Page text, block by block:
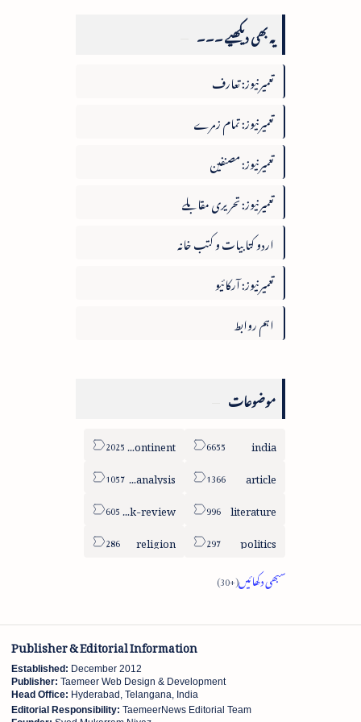
یہ بھی دیکھیے ۔۔۔
تعمیرنیوز: تعارف
تعمیرنیوز: تمام زمرے
تعمیرنیوز: مصنفین
تعمیرنیوز: تحریری مقابلے
اردو کتابیات و کتب خانہ
تعمیرنیوز: آرکائیو
اہم روابط
موضوعات
india
sub-continent
article
column-analysis
literature
book-review
politics
religion
Publisher & Editorial Information
Established: December 2012
Publisher: Taemeer Web Design & Development
Head Office: Hyderabad, Telangana, India
Editorial Responsibility: TaemeerNews Editorial Team